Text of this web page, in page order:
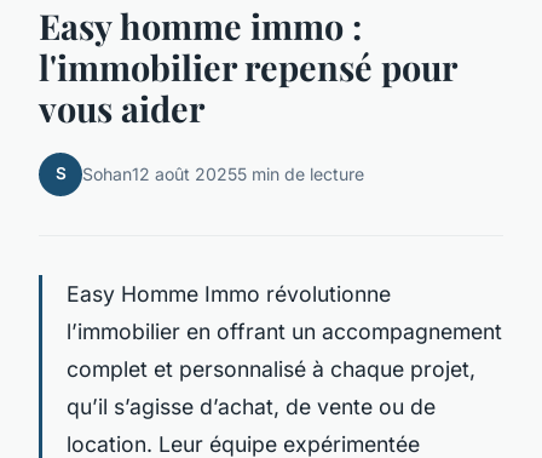
Easy homme immo :
l'immobilier repensé pour
vous aider
S Sohan12 août 20255 min de lecture
Easy Homme Immo révolutionne
l’immobilier en offrant un accompagnement
complet et personnalisé à chaque projet,
qu’il s’agisse d’achat, de vente ou de
location. Leur équipe expérimentée